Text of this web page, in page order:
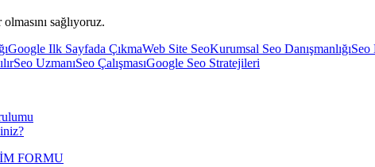
sağlıyoruz.
Google Ilk Sayfada ÇıkmaWeb Site SeoKurumsal Seo DanışmanlığıSeo
Seo UzmanıSeo ÇalışmasıGoogle Seo Stratejileri
FORMU